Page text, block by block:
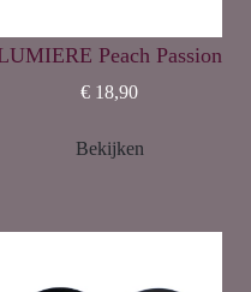
Peach Passion
€ 18,90
Bekijken